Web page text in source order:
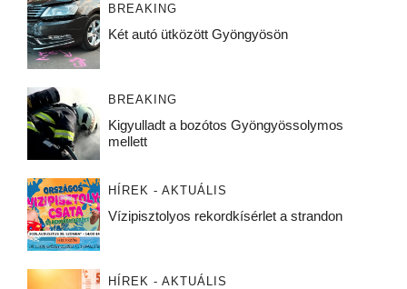
BREAKING
Két autó ütközött Gyöngyösön
BREAKING
Kigyulladt a bozótos Gyöngyössolymos
mellett
HÍREK - AKTUÁLIS
Vízipisztolyos rekordkísérlet a strandon
HÍREK - AKTUÁLIS